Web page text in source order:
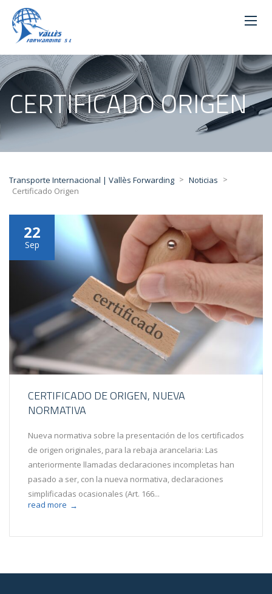
CERTIFICADO ORIGEN
Transporte Internacional | Vallès Forwarding > Noticias >
Certificado Origen
22
Sep
CERTIFICADO DE ORIGEN, NUEVA
NORMATIVA
Nueva normativa sobre la presentación de los certificados
de origen originales, para la rebaja arancelaria: Las
anteriormente llamadas declaraciones incompletas han
pasado a ser, con la nueva normativa, declaraciones
simplificadas ocasionales (Art. 166...
read more →